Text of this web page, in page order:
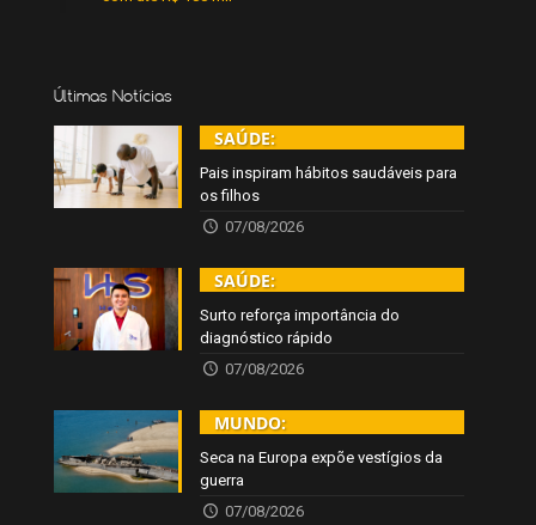
Últimas Notícias
SAÚDE:
Pais inspiram hábitos saudáveis para
os filhos
07/08/2026
SAÚDE:
Surto reforça importância do
diagnóstico rápido
07/08/2026
MUNDO:
Seca na Europa expõe vestígios da
guerra
07/08/2026